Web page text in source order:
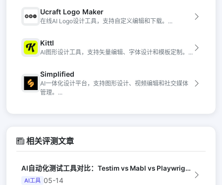
Ucraft Logo Maker
在线AI Logo设计工具，支持自定义编辑和下载。...
Kittl
AI图形设计工具，支持矢量编辑、字体设计和模板定制。...
Simplified
AI一体化设计平台，支持图形设计、视频编辑和社交媒体
管理。...
相关评测文章
AI自动化测试工具对比：Testim vs Mabl vs Playwright...
AI工具 05-14